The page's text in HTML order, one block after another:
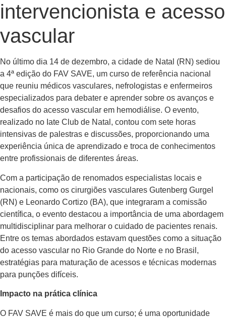
intervencionista e acesso
vascular
No último dia 14 de dezembro, a cidade de Natal (RN) sediou
a 4ª edição do FAV SAVE, um curso de referência nacional
que reuniu médicos vasculares, nefrologistas e enfermeiros
especializados para debater e aprender sobre os avanços e
desafios do acesso vascular em hemodiálise. O evento,
realizado no Iate Club de Natal, contou com sete horas
intensivas de palestras e discussões, proporcionando uma
experiência única de aprendizado e troca de conhecimentos
entre profissionais de diferentes áreas.
Com a participação de renomados especialistas locais e
nacionais, como os cirurgiões vasculares Gutenberg Gurgel
(RN) e Leonardo Cortizo (BA), que integraram a comissão
científica, o evento destacou a importância de uma abordagem
multidisciplinar para melhorar o cuidado de pacientes renais.
Entre os temas abordados estavam questões como a situação
do acesso vascular no Rio Grande do Norte e no Brasil,
estratégias para maturação de acessos e técnicas modernas
para punções difíceis.
Impacto na prática clínica
O FAV SAVE é mais do que um curso; é uma oportunidade